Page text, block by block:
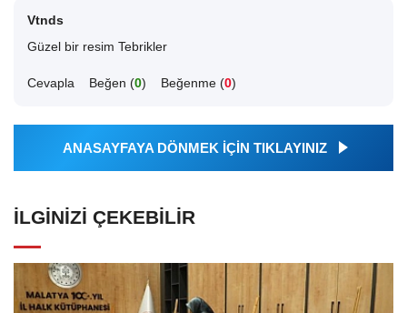
Vtnds
Güzel bir resim Tebrikler
Cevapla Beğen (0) Beğenme (0)
ANASAYFAYA DÖNMEK İÇİN TIKLAYINIZ
İLGINIZI ÇEKEBILIR